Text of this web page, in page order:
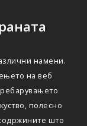
намени.
на веб
полесно
што